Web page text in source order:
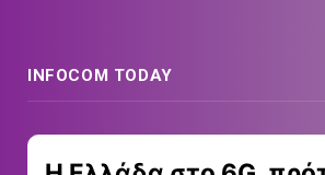
INFOCOM TODAY